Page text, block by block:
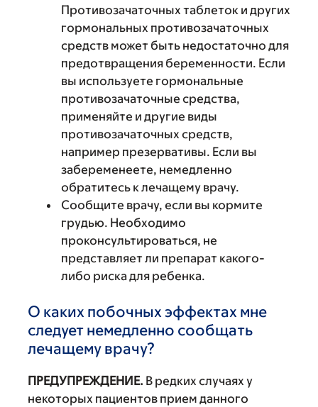
Противозачаточных таблеток и других
гормональных противозачаточных
средств может быть недостаточно для
предотвращения беременности. Если
вы используете гормональные
противозачаточные средства,
применяйте и другие виды
противозачаточных средств,
например презервативы. Если вы
забеременеете, немедленно
обратитесь к лечащему врачу.
Сообщите врачу, если вы кормите
грудью. Необходимо
проконсультироваться, не
представляет ли препарат какого-
либо риска для ребенка.
О каких побочных эффектах мне
следует немедленно сообщать
лечащему врачу?
ПРЕДУПРЕЖДЕНИЕ. В редких случаях у
некоторых пациентов прием данного